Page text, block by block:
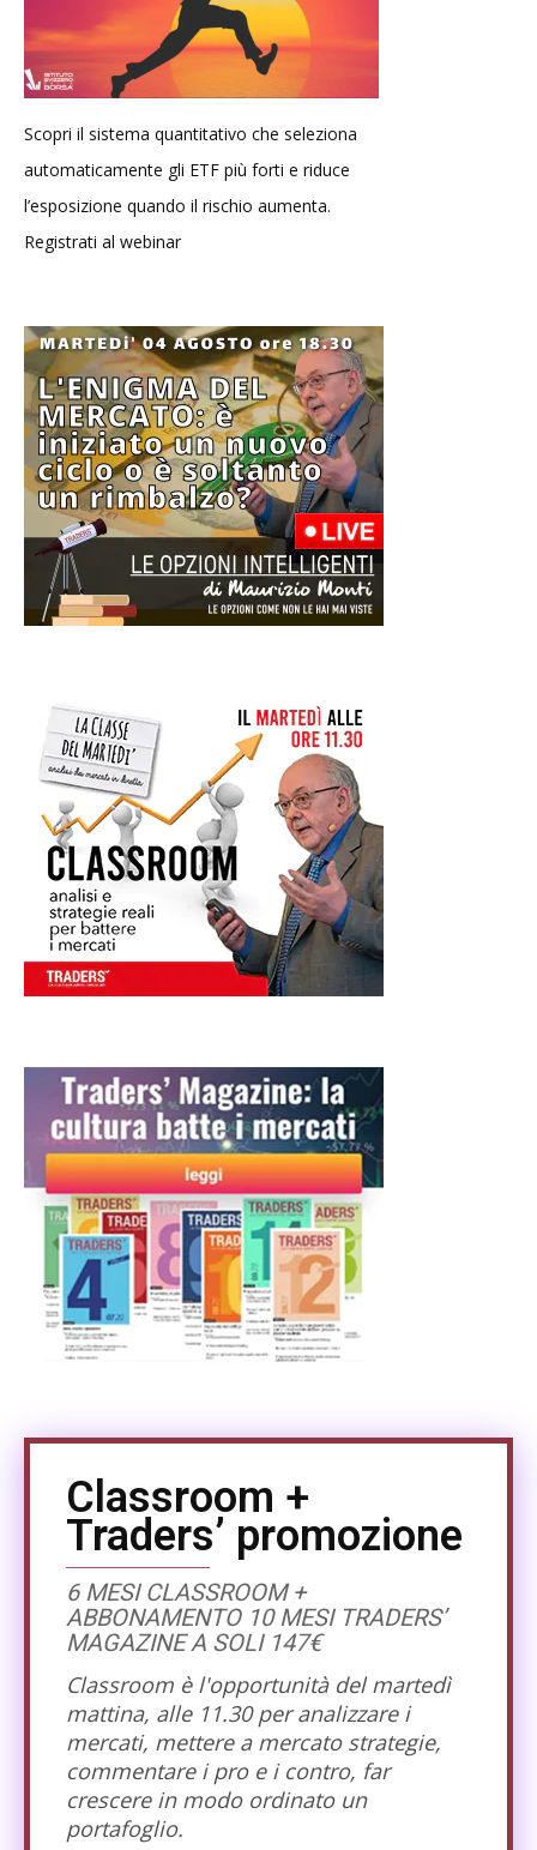
Scopri il sistema quantitativo che seleziona
automaticamente gli ETF più forti e riduce
l’esposizione quando il rischio aumenta.
Registrati al webinar
Classroom +
Traders’ promozione
6 MESI CLASSROOM +
ABBONAMENTO 10 MESI TRADERS’
MAGAZINE A SOLI 147€
Classroom è l'opportunità del martedì
mattina, alle 11.30 per analizzare i
mercati, mettere a mercato strategie,
commentare i pro e i contro, far
crescere in modo ordinato un
portafoglio.